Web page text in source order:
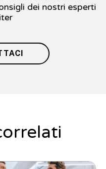
dei nostri esperti